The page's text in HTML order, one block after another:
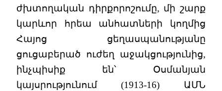
ժխտողական դիրքորոշումը, մի շարք
կարևոր հրեա անհատների կողմից
Հայոց ցեղասպանությանը
ցուցաբերած ուժեղ աջակցությունից,
ինչպիսիք են՝ Օսմանյան
կայսրությունում (1913-16) ԱՄՆ